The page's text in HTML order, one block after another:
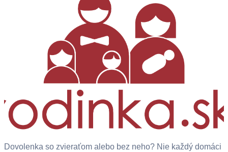
Dovolenka so zvieraťom alebo bez neho? Nie každý domáci